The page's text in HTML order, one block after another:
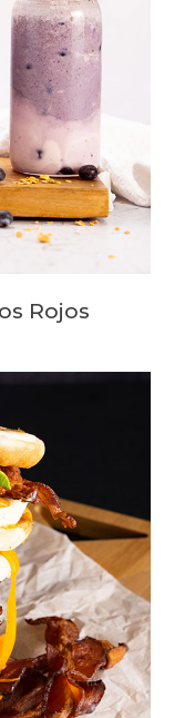
Rojos